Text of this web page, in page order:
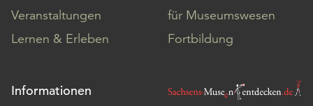
Veranstaltungen
Lernen & Erleben
für Museumswesen
Fortbildung
Informationen